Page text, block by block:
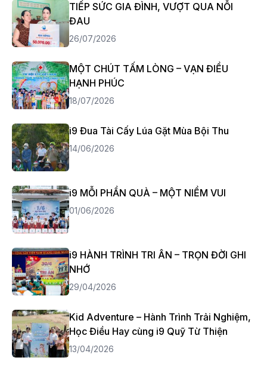
TIẾP SỨC GIA ĐÌNH, VƯỢT QUA NỖI
ĐAU
26/07/2026
MỘT CHÚT TẤM LÒNG – VẠN ĐIỀU
HẠNH PHÚC
18/07/2026
i9 Đua Tài Cấy Lúa Gặt Mùa Bội Thu
14/06/2026
i9 MỖI PHẦN QUÀ – MỘT NIỀM VUI
01/06/2026
i9 HÀNH TRÌNH TRI ÂN – TRỌN ĐỜI GHI
NHỚ
29/04/2026
Kid Adventure – Hành Trình Trải Nghiệm,
Học Điều Hay cùng i9 Quỹ Từ Thiện
13/04/2026